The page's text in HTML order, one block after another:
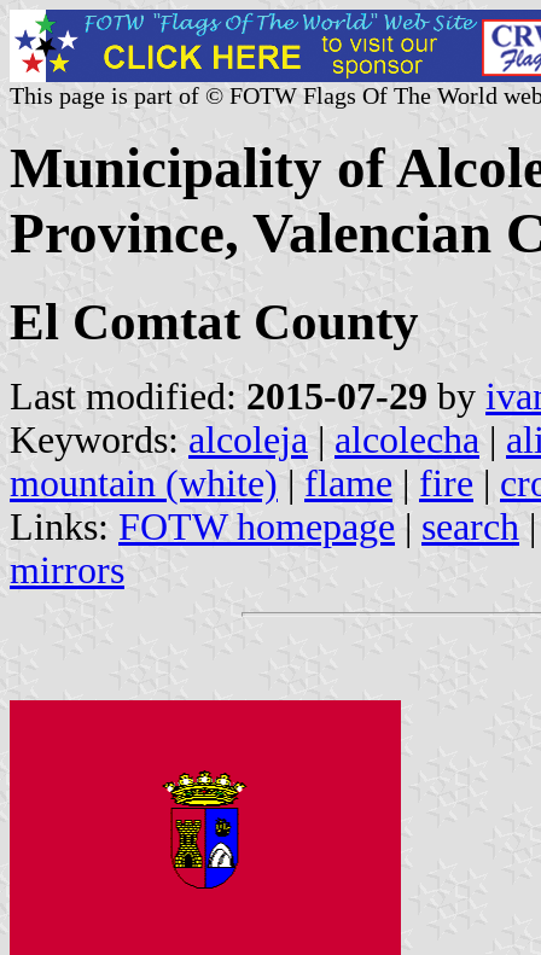
This page is part of © FOTW Flags Of The World
Municipality of
Province, Valencian
El Comtat County
Last modified: 2015-07-29 by
Keywords: alcoleja | alcolecha |
mountain (white) | flame | fire |
Links: FOTW homepage | search
mirrors